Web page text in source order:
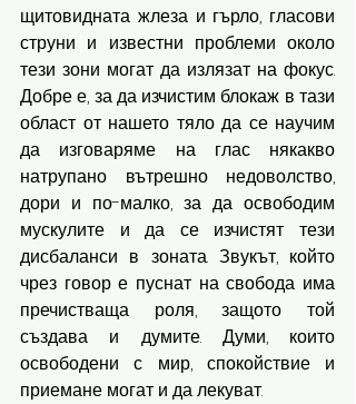
щитовидната жлеза и гърло, гласови
струни и известни проблеми около
тези зони могат да излязат на фокус.
Добре е, за да изчистим блокаж в тази
област от нашето тяло да се научим
да изговаряме на глас някакво
натрупано вътрешно недоволство,
дори и по-малко, за да освободим
мускулите и да се изчистят тези
дисбаланси в зоната. Звукът, който
чрез говор е пуснат на свобода има
пречистваща роля, защото той
създава и думите. Думи, които
освободени с мир, спокойствие и
приемане могат и да лекуват.